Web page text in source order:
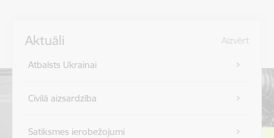
Aktuāli Aizvērt
Atbalsts Ukrainai
Civilā aizsardzība
Satiksmes ierobežojumi